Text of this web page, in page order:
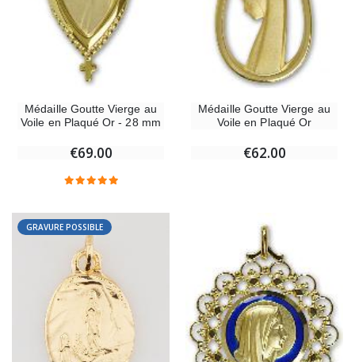
Médaille Goutte Vierge au
Voile en Plaqué Or - 28 mm
€69.00
Médaille Goutte Vierge au
Voile en Plaqué Or
€62.00
GRAVURE POSSIBLE